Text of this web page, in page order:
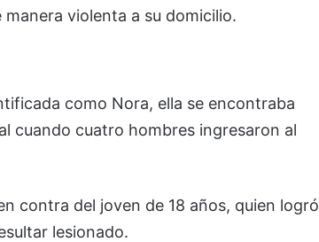
violenta a su domicilio.
como Nora, ella se encontraba
cuando cuatro hombres ingresaron al
contra del joven de 18 años, quien logró
lesionado.